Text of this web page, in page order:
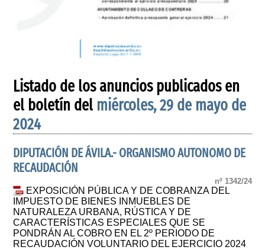
Listado de los anuncios publicados en
el boletín del miércoles, 29 de mayo de
2024
DIPUTACIÓN DE ÁVILA.- ORGANISMO AUTONOMO DE
RECAUDACIÓN
nº 1342/24
EXPOSICIÓN PÚBLICA Y DE COBRANZA DEL
IMPUESTO DE BIENES INMUEBLES DE
NATURALEZA URBANA, RÚSTICA Y DE
CARACTERÍSTICAS ESPECIALES QUE SE
PONDRÁN AL COBRO EN EL 2º PERIODO DE
RECAUDACIÓN VOLUNTARIO DEL EJERCICIO 2024